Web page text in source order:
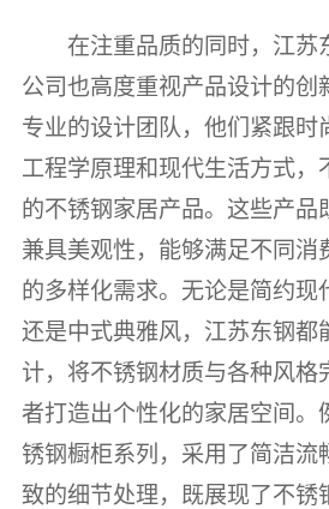
在注重品质的同时，江苏
公司也高度重视产品设计的创
专业的设计团队，他们紧跟时
工程学原理和现代生活方式，
的不锈钢家居产品。这些产品
兼具美观性，能够满足不同消
的多样化需求。无论是简约现
还是中式典雅风，江苏东钢都
计，将不锈钢材质与各种风格
者打造出个性化的家居空间。
锈钢橱柜系列，采用了简洁流
致的细节处理，既展现了不锈